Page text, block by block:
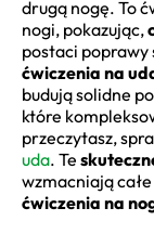
drugą nogę. To
nogi, pokazując,
postaci poprawy
ćwiczenia na
budują solidne
które
przeczytasz,
uda. Te
wzmacniają
ćwiczenia na